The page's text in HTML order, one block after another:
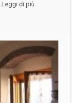
Leggi di più